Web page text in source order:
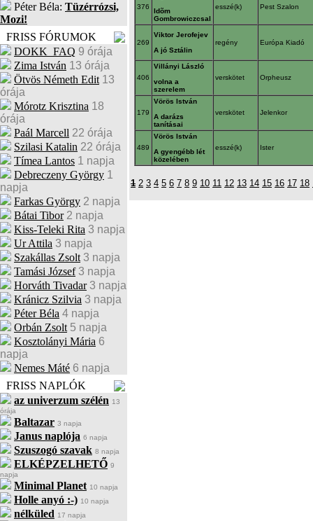
Péter Béla: Tüzérrózsi,
Mozi!
FRISS FÓRUMOK
DOKK_FAQ 9 órája
Zima István 13 órája
Ötvös Németh Edit 13
órája
Mórotz Krisztina 18
órája
Paál Marcell 22 órája
Szilasi Katalin 22 órája
Tímea Lantos 1 napja
Debreczeny György 1
napja
Farkas György 2 napja
Bátai Tibor 2 napja
Kiss-Teleki Rita 3 napja
Ur Attila 3 napja
Szakállas Zsolt 3 napja
Tamási József 3 napja
Horváth Tivadar 3 napja
Kránicz Szilvia 3 napja
Péter Béla 4 napja
Orbán Zsolt 5 napja
Kosztolányi Mária 6
napja
Nemes Máté 6 napja
FRISS NAPLÓK
az univerzum szélén 13
órája
Baltazar 3 napja
Janus naplója 6 napja
Szuszogó szavak 8 napja
ELKÉPZELHETŐ 9
napja
Minimal Planet 10 napja
Holle anyó :-) 10 napja
nélküled 17 napja
376
Idõm
Gombrowiczcsal
esszé(k) Pest Szalon
269
Viktor Jerofejev
A jó Sztálin
regény Európa Kiadó
406
Villányi László
volna a
szerelem
verskötet Orpheusz
179
Vörös István
A darázs
tanításai
verskötet Jelenkor
489
Vörös István
A gyengébb lét
közelében
esszé(k) Ister
1 2 3 4 5 6 7 8 9 10 11 12 13 14 15 16 17 18